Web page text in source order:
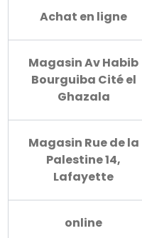
Achat en ligne
Magasin Av Habib
Bourguiba Cité el
Ghazala
Magasin Rue de la
Palestine 14,
Lafayette
online